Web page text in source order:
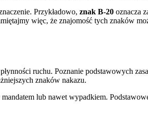
Przykładowo, znak B-20 oznacza
więc, że znajomość tych znaków
ruchu. Poznanie podstawowych
znaków nakazu.
​lub ​nawet wypadkiem.